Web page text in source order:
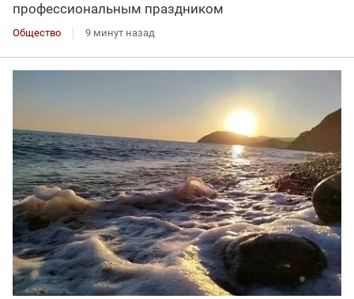
профессиональным праздником
Общество 9 минут назад